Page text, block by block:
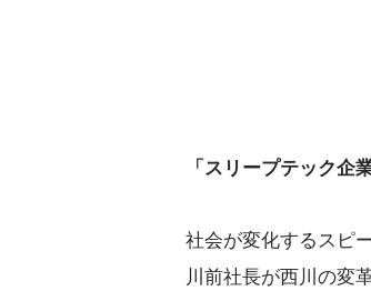
「スリープテック企
社会が変化するスピ
川前社長が西川の変